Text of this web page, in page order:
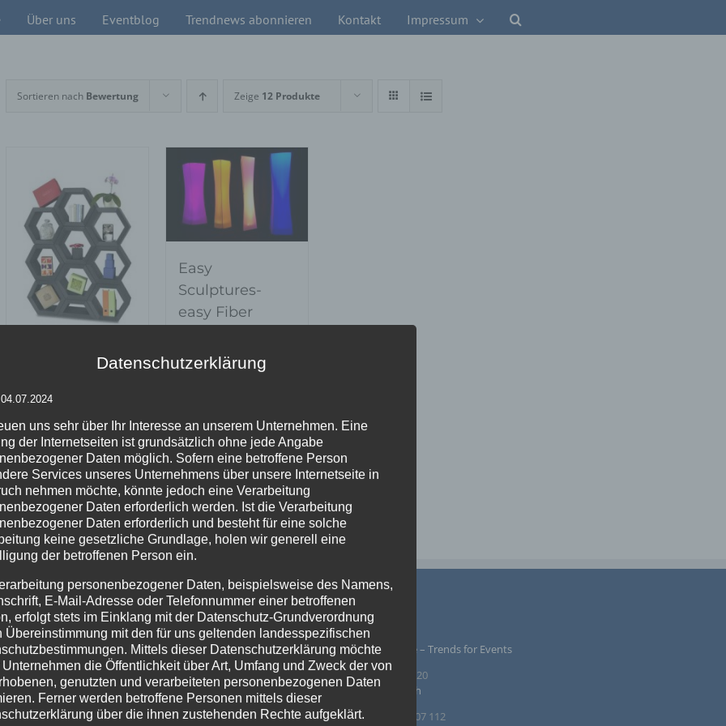
Über uns Eventblog Trendnews abonnieren Kontakt Impressum
Sortieren nach Bewertung Zeige 12 Produkte
Details
zur
Wunschliste
Easy
Sculptures-
easy Fiber
Details
zur
Wunschliste
PRODUKTSUCHE
Agentur Rindle – Trends for Events
Prinzendamm 20
25436 Tornesch
Tel. +49 4122 407 112
Datenschutzerklärung
uns sehr über Ihr Interesse an unserem Unternehmen. Eine
der Internetseiten ist grundsätzlich ohne jede Angabe
Daten möglich. Sofern eine betroffene Person
Services unseres Unternehmens über unsere Internetseite in
nehmen möchte, könnte jedoch eine Verarbeitung
Daten erforderlich werden. Ist die Verarbeitung
Daten erforderlich und besteht für eine solche
keine gesetzliche Grundlage, holen wir generell eine
der betroffenen Person ein.
personenbezogener Daten, beispielsweise des Namens,
E-Mail-Adresse oder Telefonnummer einer betroffenen
erfolgt stets im Einklang mit der Datenschutz-Grundverordnung
Übereinstimmung mit den für uns geltenden landesspezifischen
Mittels dieser Datenschutzerklärung möchte
Unternehmen die Öffentlichkeit über Art, Umfang und Zweck der von
genutzten und verarbeiteten personenbezogenen Daten
Ferner werden betroffene Personen mittels dieser
über die ihnen zustehenden Rechte aufgeklärt.